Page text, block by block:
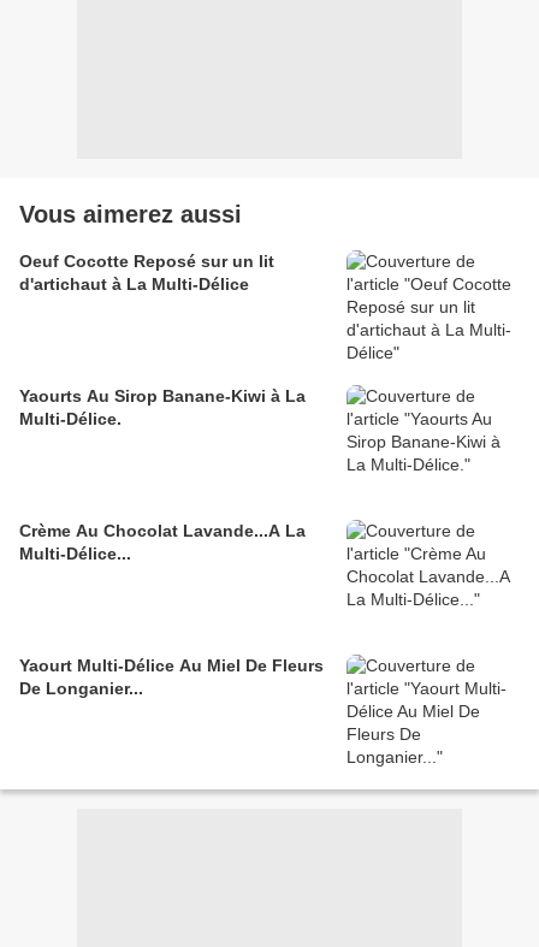
Vous aimerez aussi
Oeuf Cocotte Reposé sur un lit
d'artichaut à La Multi-Délice
Yaourts Au Sirop Banane-Kiwi à La
Multi-Délice.
Crème Au Chocolat Lavande...A La
Multi-Délice...
Yaourt Multi-Délice Au Miel De Fleurs
De Longanier...